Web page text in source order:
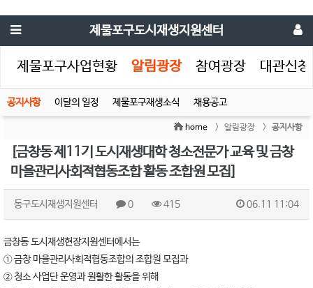
제물포구도시재생지원센터
제물포구사업현황 알림광장 참여광장 대관신청
공지사항 이달의 일정 제물포구재생소식 채용공고
home > 알림광장 > 공지사항
[금창동 제11기 도시재생대학 청소전문가 교육 및 금창
마을관리사회적협동조합 활동 조합원 모집]
동구도시재생지원센터 0 415 06.11 11:04
금창동 도시재생현장지원센터에서는
① 금창 마을관리사회적협동조합의 조합원 모집과
② 청소 사업단 운영과 원활한 활동을 위해